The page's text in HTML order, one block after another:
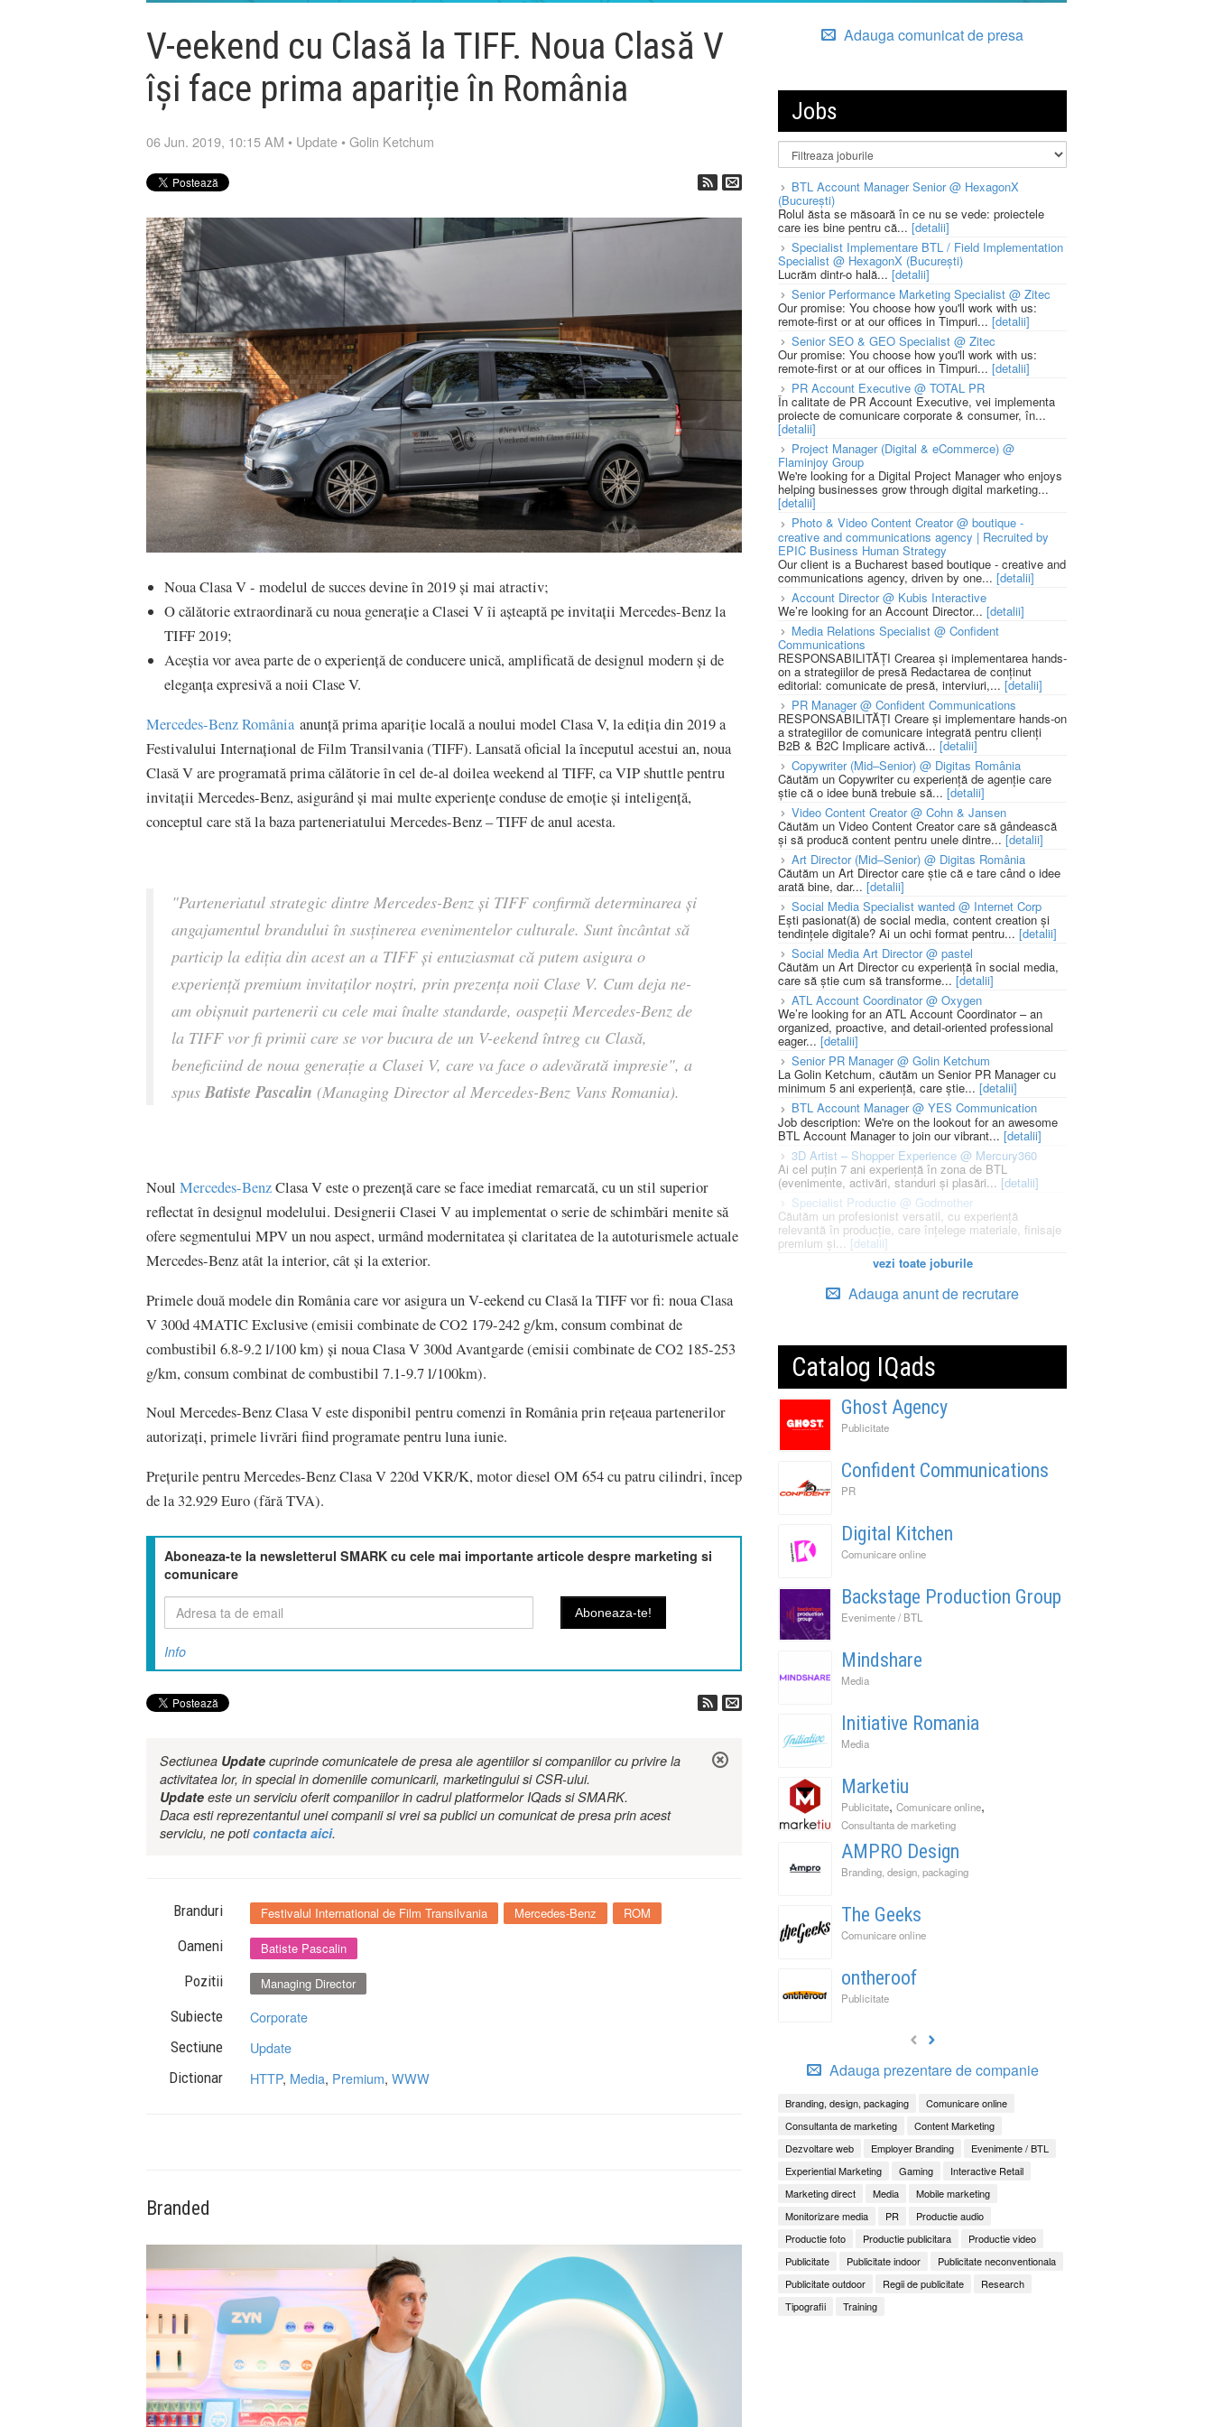
V-eekend cu Clasă la TIFF. Noua Clasă V
își face prima apariție în România
06 Jun. 2019, 10:15 AM • Update •Golin Ketchum
Noua Clasa V - modelul de succes devine în 2019 și mai atractiv;
O călătorie extraordinară cu noua generație a Clasei V îi așteaptă pe invitații Mercedes-Benz la
TIFF 2019;
Aceștia vor avea parte de o experiență de conducere unică, amplificată de designul modern și de
eleganța expresivă a noii Clase V.
Mercedes-Benz România anunță prima apariție locală a noului model Clasa V, la ediția din 2019 a
Festivalului Internațional de Film Transilvania (TIFF). Lansată oficial la începutul acestui an, noua
Clasă V are programată prima călătorie în cel de-al doilea weekend al TIFF, ca VIP shuttle pentru
invitații Mercedes-Benz, asigurând și mai multe experiențe conduse de emoție și inteligență,
conceptul care stă la baza parteneriatului Mercedes-Benz – TIFF de anul acesta.
"Parteneriatul strategic dintre Mercedes-Benz și TIFF confirmă determinarea și
angajamentul brandului în susținerea evenimentelor culturale. Sunt încântat să
particip la ediția din acest an a TIFF și entuziasmat că putem asigura o
experiență premium invitaților noștri, prin prezența noii Clase V. Cum deja ne-
am obișnuit partenerii cu cele mai înalte standarde, oaspeții Mercedes-Benz de
la TIFF vor fi primii care se vor bucura de un V-eekend întreg cu Clasă,
beneficiind de noua generație a Clasei V, care va face o adevărată impresie", a
spus Batiste Pascalin (Managing Director al Mercedes-Benz Vans Romania).
Noul Mercedes-BenzClasa V este o prezență care se face imediat remarcată, cu un stil superior
reflectat în designul modelului. Designerii Clasei V au implementat o serie de schimbări menite să
ofere segmentului MPV un nou aspect, urmând modernitatea și claritatea de la autoturismele actuale
Mercedes-Benz atât la interior, cât și la exterior.
Primele două modele din România care vor asigura un V-eekend cu Clasă la TIFF vor fi: noua Clasa
V 300d 4MATIC Exclusive (emisii combinate de CO2 179-242 g/km, consum combinat de
combustibil 6.8-9.2 l/100 km) și noua Clasa V 300d Avantgarde (emisii combinate de CO2 185-253
g/km, consum combinat de combustibil 7.1-9.7 l/100km).
Noul Mercedes-Benz Clasa V este disponibil pentru comenzi în România prin rețeaua partenerilor
autorizați, primele livrări fiind programate pentru luna iunie.
Prețurile pentru Mercedes-Benz Clasa V 220d VKR/K, motor diesel OM 654 cu patru cilindri, încep
de la 32.929 Euro (fără TVA).
Aboneaza-te la newsletterul SMARK cu cele mai importante articole despre marketing si
comunicare
Info
Sectiunea Update cuprinde comunicatele de presa ale agentiilor si companiilor cu privire la
activitatea lor, in special in domeniile comunicarii, marketingului si CSR-ului.
Update este un serviciu oferit companiilor in cadrul platformelor IQads si SMARK.
Daca esti reprezentantul unei companii si vrei sa publici un comunicat de presa prin acest
serviciu, ne poticontacta aici.
Branduri Festivalul International de Film Transilvania Mercedes-Benz ROM
Oameni Batiste Pascalin
Pozitii Managing Director
Subiecte Corporate
Sectiune Update
Dictionar HTTP, Media, Premium, WWW
Branded
Adauga comunicat de presa
Jobs
BTL Account Manager Senior @ HexagonX
(București)
Rolul ăsta se măsoară în ce nu se vede: proiectele
care ies bine pentru că... [detalii]
Specialist Implementare BTL / Field Implementation
Specialist @ HexagonX (București)
Lucrăm dintr-o hală... [detalii]
Senior Performance Marketing Specialist @ Zitec
Our promise: You choose how you'll work with us:
remote-first or at our offices in Timpuri... [detalii]
Senior SEO & GEO Specialist @ Zitec
Our promise: You choose how you'll work with us:
remote-first or at our offices in Timpuri... [detalii]
PR Account Executive @ TOTAL PR
În calitate de PR Account Executive, vei implementa
proiecte de comunicare corporate & consumer, în...
[detalii]
Project Manager (Digital & eCommerce) @
Flaminjoy Group
We're looking for a Digital Project Manager who enjoys
helping businesses grow through digital marketing...
[detalii]
Photo & Video Content Creator @ boutique -
creative and communications agency | Recruited by
EPIC Business Human Strategy
Our client is a Bucharest based boutique - creative and
communications agency, driven by one... [detalii]
Account Director @ Kubis Interactive
We’re looking for an Account Director... [detalii]
Media Relations Specialist @ Confident
Communications
RESPONSABILITĂȚI Crearea și implementarea hands-
on a strategiilor de presă Redactarea de conținut
editorial: comunicate de presă, interviuri,... [detalii]
PR Manager @ Confident Communications
RESPONSABILITĂȚI Creare și implementare hands-on
a strategiilor de comunicare integrată pentru clienți
B2B & B2C Implicare activă... [detalii]
Copywriter (Mid–Senior) @ Digitas România
Căutăm un Copywriter cu experiență de agenție care
știe că o idee bună trebuie să... [detalii]
Video Content Creator @ Cohn & Jansen
Căutăm un Video Content Creator care să gândească
și să producă content pentru unele dintre...[detalii]
Art Director (Mid–Senior) @ Digitas România
Căutăm un Art Director care știe că e tare când o idee
arată bine, dar... [detalii]
Social Media Specialist wanted @ Internet Corp
Ești pasionat(ă) de social media, content creation și
tendințele digitale? Ai un ochi format pentru... [detalii]
Social Media Art Director @ pastel
Căutăm un Art Director cu experiență în social media,
care să știe cum să transforme... [detalii]
ATL Account Coordinator @ Oxygen
We’re looking for an ATL Account Coordinator – an
organized, proactive, and detail-oriented professional
eager... [detalii]
Senior PR Manager @ Golin Ketchum
La Golin Ketchum, căutăm un Senior PR Manager cu
minimum 5 ani experiență, care știe... [detalii]
BTL Account Manager @ YES Communication
Job description: We're on the lookout for an awesome
BTL Account Manager to join our vibrant... [detalii]
3D Artist – Shopper Experience @ Mercury360
Ai cel puțin 7 ani experiență în zona de BTL
(evenimente, activări, standuri și plasări... [detalii]
Specialist Productie @ Godmother
Căutăm un profesionist versatil, cu experiență
relevantă în producție, care înțelege materiale, finisaje
premium și... [detalii]
vezi toate joburile
Adauga anunt de recrutare
Catalog IQads
Ghost Agency
Publicitate
Confident Communications
PR
Digital Kitchen
Comunicare online
Backstage Production Group
Evenimente / BTL
Mindshare
Media
Initiative Romania
Media
Marketiu
Publicitate, Comunicare online,
Consultanta de marketing
AMPRO Design
Branding, design, packaging
The Geeks
Comunicare online
ontheroof
Publicitate
Adauga prezentare de companie
Branding, design, packaging
Comunicare online
Consultanta de marketing
Content Marketing
Dezvoltare web
Employer Branding
Evenimente / BTL
Experiential Marketing
Gaming
Interactive Retail
Marketing direct
Media
Mobile marketing
Monitorizare media
PR
Productie audio
Productie foto
Productie publicitara
Productie video
Publicitate
Publicitate indoor
Publicitate neconventionala
Publicitate outdoor
Regii de publicitate
Research
Tipografii
Training